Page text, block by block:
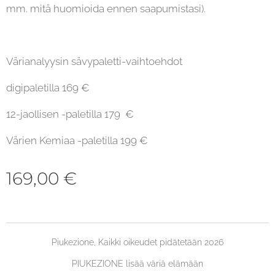
mm. mitä huomioida ennen saapumistasi).
Värianalyysin sävypaletti-vaihtoehdot
digipaletilla 169 €
12-jaollisen -paletilla 179 €
Värien Kemiaa -paletilla 199 €
169,00 €
Piukezione, Kaikki oikeudet pidätetään 2026
PIUKEZIONE lisää väriä elämään